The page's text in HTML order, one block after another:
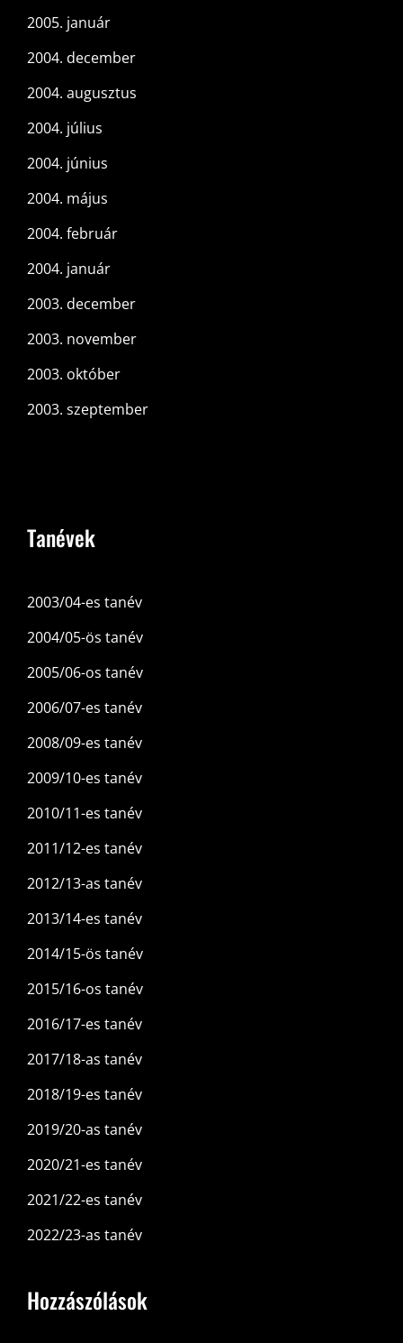
2005. január
2004. december
2004. augusztus
2004. július
2004. június
2004. május
2004. február
2004. január
2003. december
2003. november
2003. október
2003. szeptember
Tanévek
2003/04-es tanév
2004/05-ös tanév
2005/06-os tanév
2006/07-es tanév
2008/09-es tanév
2009/10-es tanév
2010/11-es tanév
2011/12-es tanév
2012/13-as tanév
2013/14-es tanév
2014/15-ös tanév
2015/16-os tanév
2016/17-es tanév
2017/18-as tanév
2018/19-es tanév
2019/20-as tanév
2020/21-es tanév
2021/22-es tanév
2022/23-as tanév
Hozzászólások